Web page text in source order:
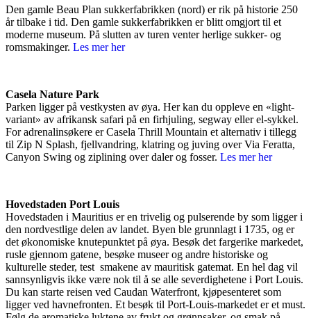
Den gamle Beau Plan sukkerfabrikken (nord) er rik på historie 250
år tilbake i tid. Den gamle sukkerfabrikken er blitt omgjort til et
moderne museum. På slutten av turen venter herlige sukker- og
romsmakinger. Les mer her
Casela Nature Park
Parken ligger på vestkysten av øya. Her kan du oppleve en «light-
variant» av afrikansk safari på en firhjuling, segway eller el-sykkel.
For adrenalinsøkere er Casela Thrill Mountain et alternativ i tillegg
til Zip N Splash, fjellvandring, klatring og juving over Via Feratta,
Canyon Swing og ziplining over daler og fosser. Les mer her
Hovedstaden Port Louis
Hovedstaden i Mauritius er en trivelig og pulserende by som ligger i
den nordvestlige delen av landet. Byen ble grunnlagt i 1735, og er
det økonomiske knutepunktet på øya. Besøk det fargerike markedet,
rusle gjennom gatene, besøke museer og andre historiske og
kulturelle steder, test smakene av mauritisk gatemat. En hel dag vil
sannsynligvis ikke være nok til å se alle severdighetene i Port Louis.
Du kan starte reisen ved Caudan Waterfront, kjøpesenteret som
ligger ved havnefronten. Et besøk til Port-Louis-markedet er et must.